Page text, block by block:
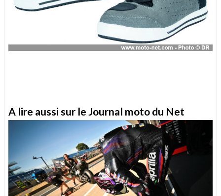
A lire aussi sur le Journal moto du Net